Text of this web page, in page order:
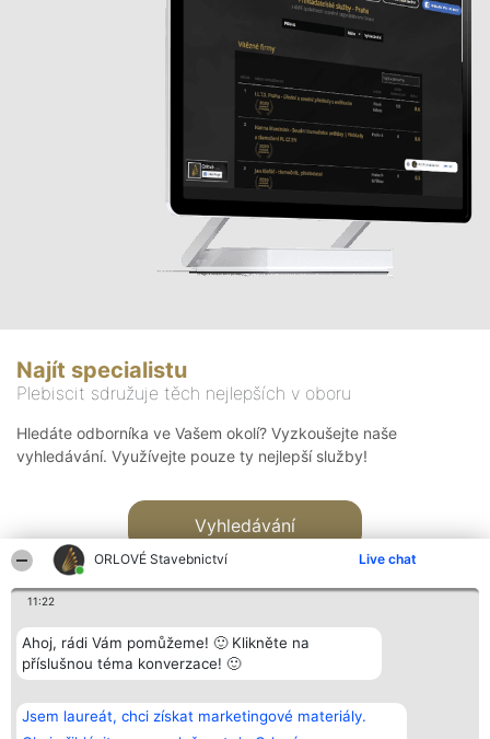
ORLOVÉ Stavebnictví Live chat
11:22
Ahoj, rádi Vám pomůžeme! 🙂 Klikněte na
příslušnou téma konverzace! 🙂
Jsem laureát, chci získat marketingové materiály.
Najít specialistu
Plebiscit sdružuje těch nejlepších v oboru
Hledáte odborníka ve Vašem okolí? Vyzkoušejte naše
vyhledávání. Využívejte pouze ty nejlepší služby!
Vyhledávání
Bright Side Solutions sp. z o.
o. sp. k.
ul. Ruska 22
Vítězové
Seznam všech
laureátů
Kontakt